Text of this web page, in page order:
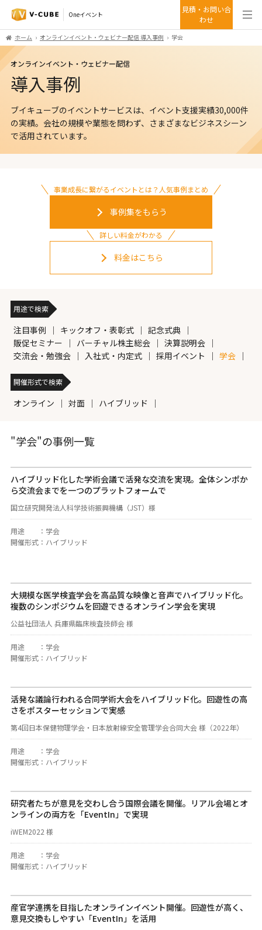
Oneイベント
見積・お問い合
わせ
ホーム オンラインイベント・ウェビナー配信 導入事例 学会
オンラインイベント・ウェビナー配信
導入事例
ブイキューブのイベントサービスは、イベント支援実績30,000件
の実績。 会社の規模や業態を問わず、さまざまなビジネスシーン
で活用されています。
事業成長に繋がるイベントとは？人気事例まとめ
事例集をもらう
詳しい料金がわかる
料金はこちら
用途で検索
注目事例 キックオフ・表彰式
記念式典
販促セミナー
バーチャル株主総会
決算説明会
交流会・勉強会
入社式・内定式 採用イベント 学会
開催形式で検索
オンライン 対面 ハイブリッド
"学会"の事例一覧
ハイブリッド化した学術会議で活発な交流を実現。全体シンポか
ら交流会までを一つのプラットフォームで
国立研究開発法人科学技術振興機構（JST）様
用途 ： 学会
開催形式： ハイブリッド
大規模な医学検査学会を高品質な映像と音声でハイブリッド化。
複数のシンポジウムを回遊できるオンライン学会を実現
公益社団法人 兵庫県臨床検査技師会 様
用途 ： 学会
開催形式： ハイブリッド
活発な議論行われる合同学術大会をハイブリッド化。回遊性の高
さをポスターセッションで実感
第4回日本保健物理学会・日本放射線安全管理学会合同大会 様（2022年）
用途 ： 学会
開催形式： ハイブリッド
研究者たちが意見を交わし合う国際会議を開催。リアル会場とオ
ンラインの両方を「EventIn」で実現
iWEM2022 様
用途 ： 学会
開催形式： ハイブリッド
産官学連携を目指したオンラインイベント開催。回遊性が高く、
意見交換もしやすい「EventIn」を活用